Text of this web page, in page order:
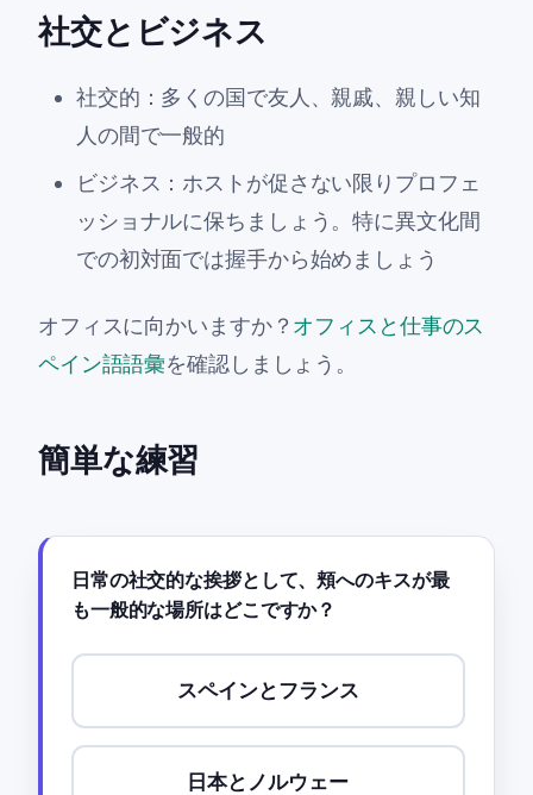
社交とビジネス
社交的：多くの国で友人、親戚、親しい知
人の間で一般的
ビジネス：ホストが促さない限りプロフェ
ッショナルに保ちましょう。特に異文化間
での初対面では握手から始めましょう
オフィスに向かいますか？ オフィスと仕事のス
ペイン語語彙を確認しましょう。
簡単な練習
日常の社交的な挨拶として、頬へのキスが最
も一般的な場所はどこですか？
スペインとフランス
日本とノルウェー